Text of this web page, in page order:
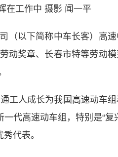
工作中 摄影 闻一平
以下简称中车长客）高速
动奖章、长春市特等劳动
人成长为我国高速动车组
代高速动车组，特别是“复
代表。